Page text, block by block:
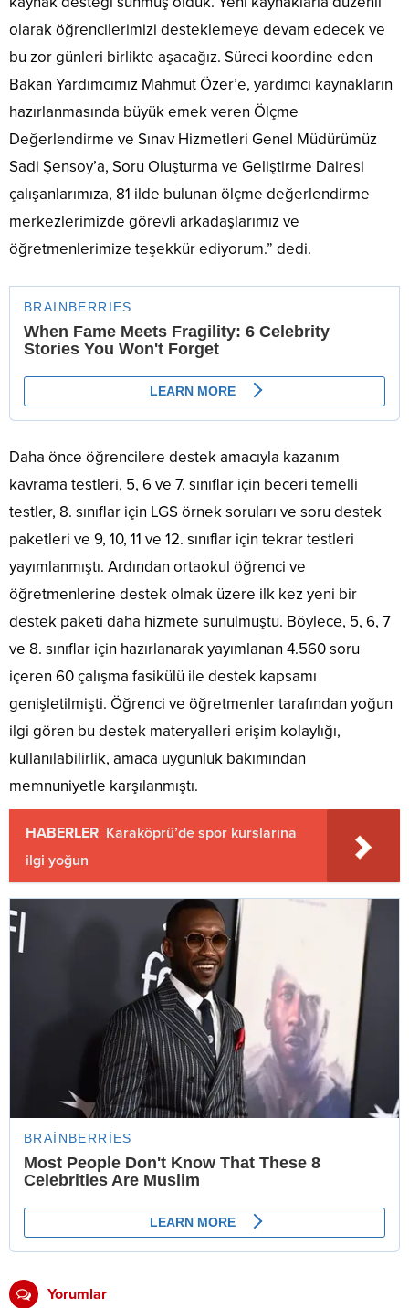
olarak öğrencilerimizi desteklemeye devam edecek ve
bu zor günleri birlikte aşacağız. Süreci koordine eden
Bakan Yardımcımız Mahmut Özer’e, yardımcı kaynakların
hazırlanmasında büyük emek veren Ölçme
Değerlendirme ve Sınav Hizmetleri Genel Müdürümüz
Sadi Şensoy’a, Soru Oluşturma ve Geliştirme Dairesi
çalışanlarımıza, 81 ilde bulunan ölçme değerlendirme
merkezlerimizde görevli arkadaşlarımız ve
öğretmenlerimize teşekkür ediyorum.” dedi.
Daha önce öğrencilere destek amacıyla kazanım
kavrama testleri, 5, 6 ve 7. sınıflar için beceri temelli
testler, 8. sınıflar için LGS örnek soruları ve soru destek
paketleri ve 9, 10, 11 ve 12. sınıflar için tekrar testleri
yayımlanmıştı. Ardından ortaokul öğrenci ve
öğretmenlerine destek olmak üzere ilk kez yeni bir
destek paketi daha hizmete sunulmuştu. Böylece, 5, 6, 7
ve 8. sınıflar için hazırlanarak yayımlanan 4.560 soru
içeren 60 çalışma fasikülü ile destek kapsamı
genişletilmişti. Öğrenci ve öğretmenler tarafından yoğun
ilgi gören bu destek materyalleri erişim kolaylığı,
kullanılabilirlik, amaca uygunluk bakımından
memnuniyetle karşılanmıştı.
HABERLER Karaköprü’de spor kurslarına
ilgi yoğun
Yorumlar